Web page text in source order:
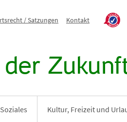
/ Satzungen Kontakt
Kultur, Freizeit und